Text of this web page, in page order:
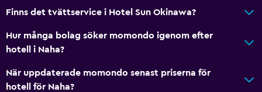
Finns det tvättservice i Hotel Sun Okinawa?
Hur många bolag söker momondo igenom efter
hotell i Naha?
När uppdaterade momondo senast priserna för
hotell för Naha?